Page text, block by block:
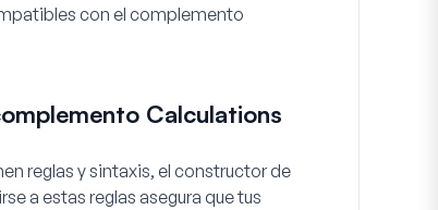
con el complemento
Calculations
reglas y sintaxis, el constructor de
a estas reglas asegura que tus